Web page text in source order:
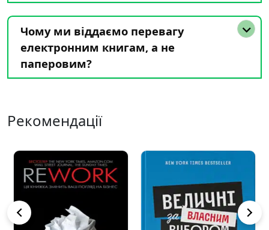
Чому ми віддаємо перевагу
електронним книгам, а не
паперовим?
Рекомендації